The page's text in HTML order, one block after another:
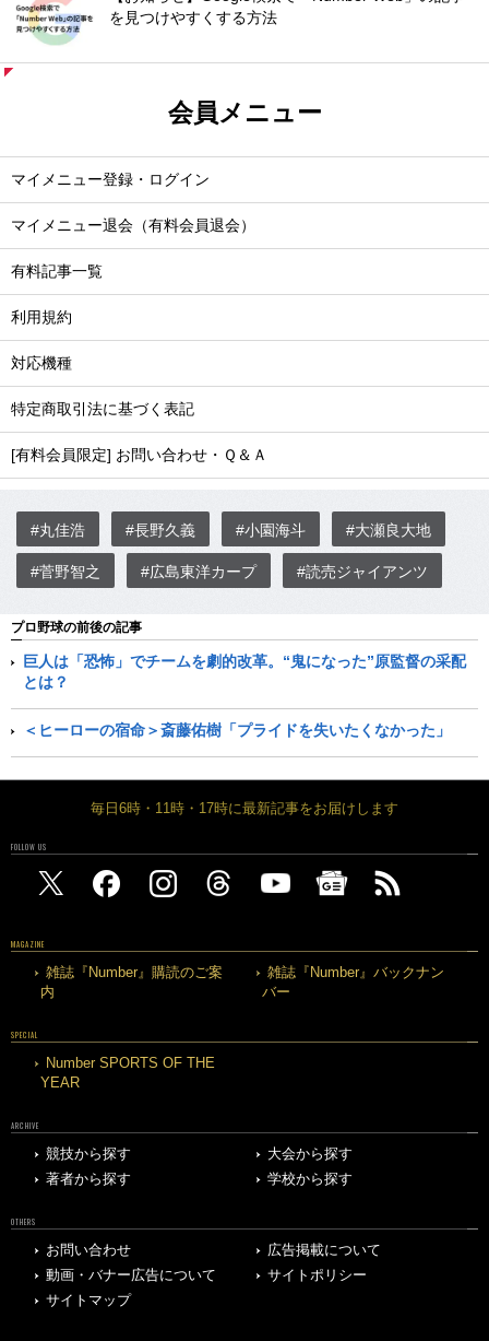
を見つけやすくする方法
会員メニュー
マイメニュー登録・ログイン
マイメニュー退会（有料会員退会）
有料記事一覧
利用規約
対応機種
特定商取引法に基づく表記
[有料会員限定] お問い合わせ・Ｑ＆Ａ
#丸佳浩 #長野久義 #小園海斗 #大瀬良大地
#菅野智之 #広島東洋カープ #読売ジャイアンツ
プロ野球の前後の記事
巨人は「恐怖」でチームを劇的改革。“鬼になった”原監督の采配
とは？
＜ヒーローの宿命＞斎藤佑樹「プライドを失いたくなかった」
毎日6時・11時・17時に最新記事をお届けします
FOLLOW US
MAGAZINE
雑誌『Number』購読のご案
内
雑誌『Number』バックナン
バー
SPECIAL
Number SPORTS OF THE
YEAR
ARCHIVE
競技から探す
大会から探す
著者から探す
学校から探す
OTHERS
お問い合わせ
広告掲載について
動画・バナー広告について
サイトポリシー
サイトマップ